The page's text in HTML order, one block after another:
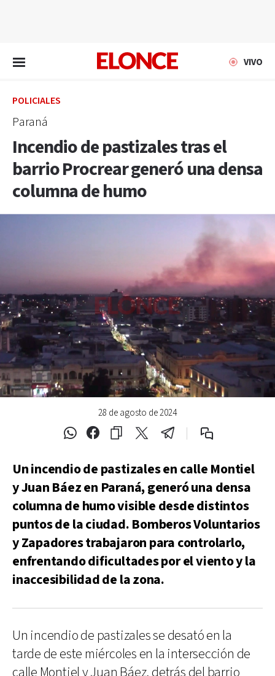
VIVO
POLICIALES
Paraná
Incendio de pastizales tras el
barrio Procrear generó una densa
columna de humo
28 de agosto de 2024
Un incendio de pastizales en calle Montiel
y Juan Báez en Paraná, generó una densa
columna de humo visible desde distintos
puntos de la ciudad. Bomberos Voluntarios
y Zapadores trabajaron para controlarlo,
enfrentando dificultades por el viento y la
inaccesibilidad de la zona.
Un incendio de pastizales se desató en la
tarde de este miércoles en la intersección de
calle Montiel y Juan Báez, detrás del barrio